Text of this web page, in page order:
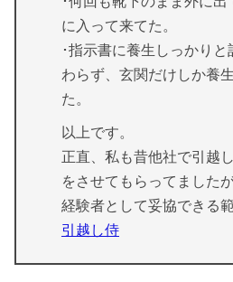
に入って来てた。
･指示書に養生しっかり
わらず、玄関だけしか養
た。
以上です。
正直、私も昔他社で引越
をさせてもらってました
経験者として妥協できる
引越し侍